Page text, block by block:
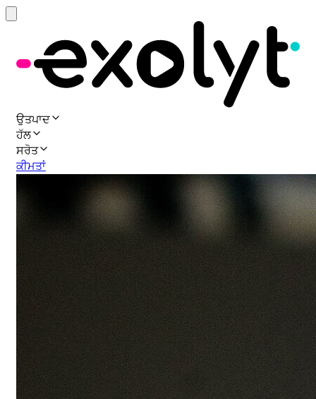
ਉਤਪਾਦ
ਹੱਲ
ਸਰੋਤ
ਕੀਮਤਾਂ